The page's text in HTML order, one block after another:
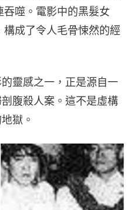
噬。電影中的黑髮女
成了令人毛骨悚然的經
靈感之一，正是源自一
腹殺人案。這不是虛構
獄。